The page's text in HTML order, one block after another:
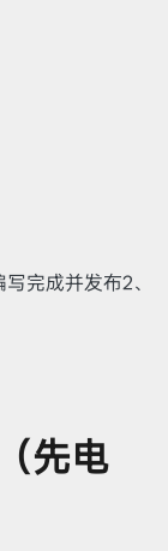
完成并发布2、
先电